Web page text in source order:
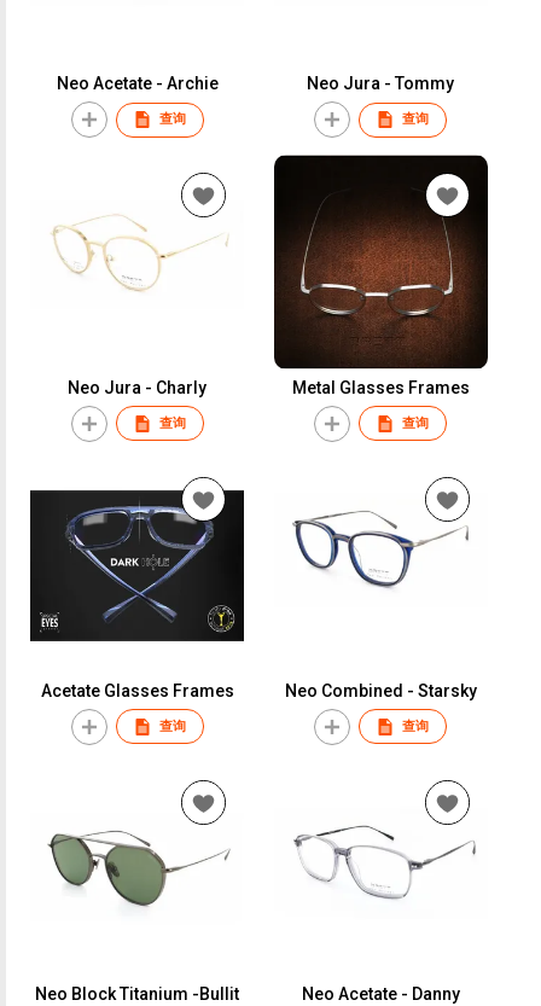
Neo Acetate - Archie
查询
Neo Jura - Tommy
查询
Neo Jura - Charly
查询
Metal Glasses Frames
查询
Acetate Glasses Frames
查询
Neo Combined - Starsky
查询
Neo Block Titanium -Bullit Neo Acetate - Danny